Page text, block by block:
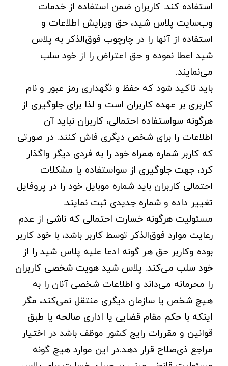
استفاده کند. کاربران ضمن استفاده از خدمات
وب‌سایت پلاس شید، حق ویرایش اطلاعات و
استفاده از آنها را در چارچوب فوق‌الذکر به پلاس
شید اعطا نموده و حق اعتراض را از خود سلب
می‌نمایند.
باید تاکید شود که حفظ و نگهداری رمز عبور و نام
کاربری بر عهده کاربران است و لذا برای جلوگیری از
هرگونه سواستفاده احتمالی، کاربران نباید آن
اطلاعات را برای شخص دیگری فاش کنند. در صورتی
که کاربر شماره همراه خود را به فردی دیگر واگذار
کرد، جهت جلوگیری از سواستفاده یا مشکلات
احتمالی کاربران باید شماره موبایل خود را در پروفایل
تغییر داده و شماره جدیدی ثبت نمایند.
مسئولیت هرگونه خسارت احتمالی که ناشی از عدم
رعایت موارد فوق‌الذکر توسط کاربر باشد، با خود کاربر
بوده وکاربر حق هر گونه ادعا علیه پلاس شید را از
خود سلب می‌کند. پلاس شید هویت شخصی کاربران
را محرمانه می‌داند و اطلاعات شخصی آنان را به
هیچ شخص یا سازمان دیگری منتقل نمی‌کند، مگر
اینکه با حکم مقام قضایی یا اداری صالحه یا طبق
قوانین و مقررات رایج کشور موظف باشد در اختیار
مراجع ذی‌صلاح قرار دهد.در این موارد هیچ گونه